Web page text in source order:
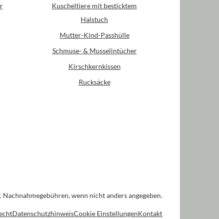
Kuscheltiere mit besticktem
Halstuch
Mutter-Kind-Passhülle
Schmuse- & Musselintücher
Kirschkernkissen
Rucksäcke
Nachnahmegebühren, wenn nicht anders angegeben.
DatenschutzhinweisCookie EinstellungenKontakt